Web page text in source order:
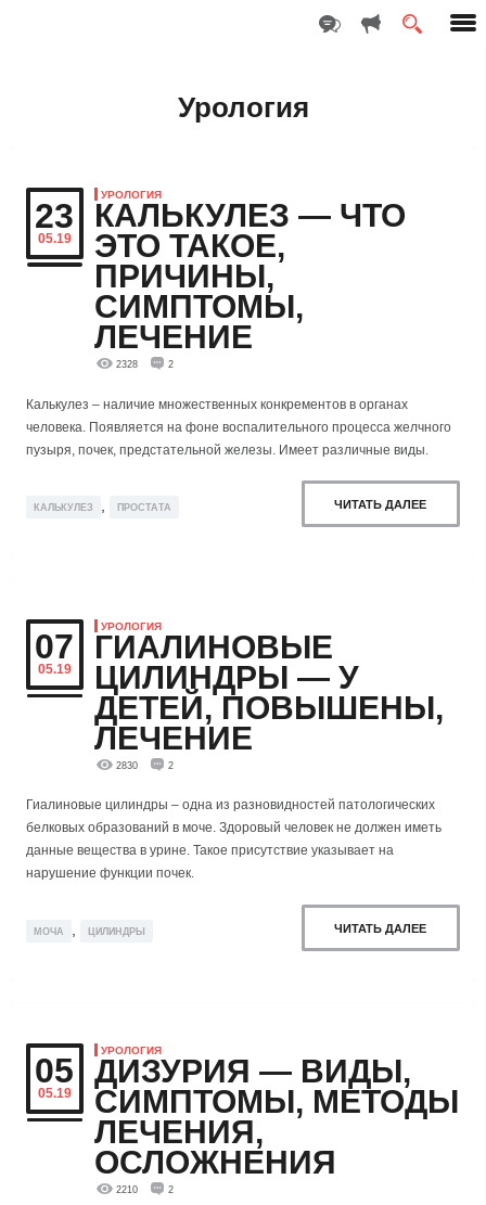
Урология
23
05.19
УРОЛОГИЯ
КАЛЬКУЛЕЗ — ЧТО
ЭТО ТАКОЕ,
ПРИЧИНЫ,
СИМПТОМЫ,
ЛЕЧЕНИЕ
2328 2
Калькулез – наличие множественных конкрементов в органах
человека. Появляется на фоне воспалительного процесса желчного
пузыря, почек, предстательной железы. Имеет различные виды.
КАЛЬКУЛЕЗ ПРОСТАТА ЧИТАТЬ ДАЛЕЕ
07
05.19
УРОЛОГИЯ
ГИАЛИНОВЫЕ
ЦИЛИНДРЫ — У
ДЕТЕЙ, ПОВЫШЕНЫ,
ЛЕЧЕНИЕ
2830 2
Гиалиновые цилиндры – одна из разновидностей патологических
белковых образований в моче. Здоровый человек не должен иметь
данные вещества в урине. Такое присутствие указывает на
нарушение функции почек.
МОЧА ЦИЛИНДРЫ ЧИТАТЬ ДАЛЕЕ
05
05.19
УРОЛОГИЯ
ДИЗУРИЯ — ВИДЫ,
СИМПТОМЫ, МЕТОДЫ
ЛЕЧЕНИЯ,
ОСЛОЖНЕНИЯ
2210 2